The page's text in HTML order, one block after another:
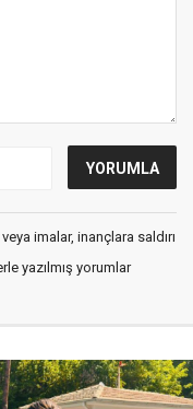
imalar, inançlara saldırı
yazılmış yorumlar